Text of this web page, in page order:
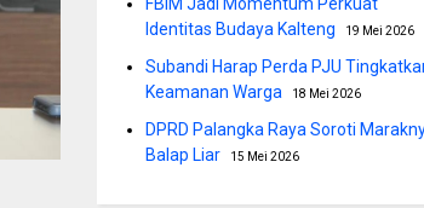
Identitas Budaya Kalteng
19 Mei 2026
Subandi Harap Perda PJU
Keamanan Warga
18 Mei 2026
DPRD Palangka Raya Soroti
Balap Liar
15 Mei 2026